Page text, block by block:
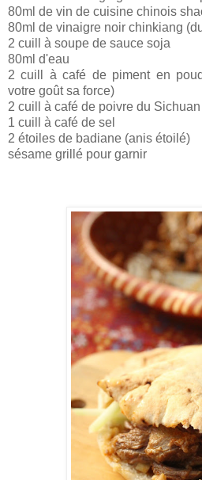
80ml de vin de cuisine chinois
80ml de vinaigre noir chinkiang
2 cuill à soupe de sauce soja
80ml d'eau
2 cuill à café de piment en
votre goût sa force)
2 cuill à café de poivre du
1 cuill à café de sel
2 étoiles de badiane (anis étoilé)
sésame grillé pour garnir